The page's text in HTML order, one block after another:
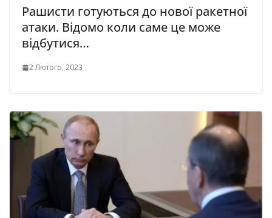
Рашисти готуються до нової ракетної
атаки. Відомо коли саме це може
відбутися…
2 Лютого, 2023